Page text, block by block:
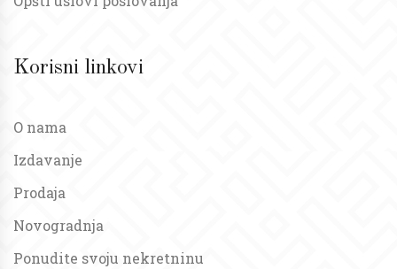
Korisni linkovi
O nama
Izdavanje
Prodaja
Novogradnja
Ponudite svoju nekretninu